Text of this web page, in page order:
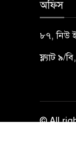
অফিস
৮৭, নিউ
ফ্ল্যাট ৯/
© All